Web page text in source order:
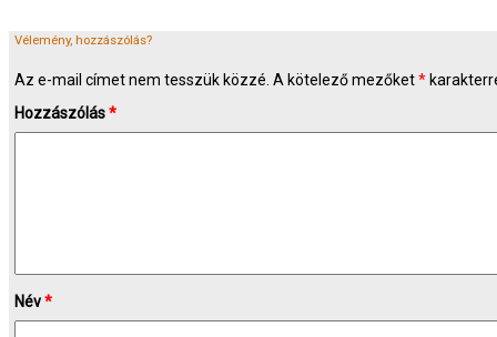
Vélemény, hozzászólás?
Az e-mail címet nem tesszük közzé. A kötelező mezőket*
Hozzászólás*
Név*